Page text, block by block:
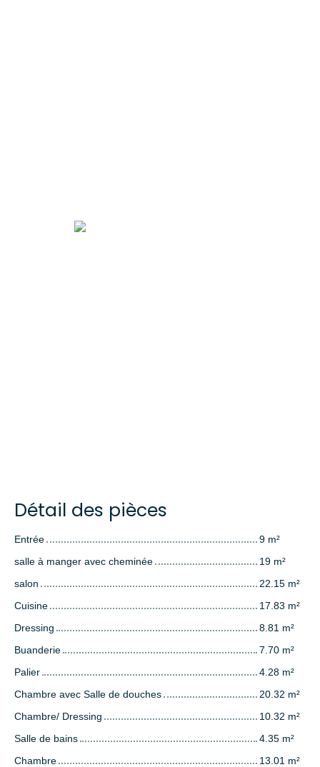
Détail des pièces
Entrée
9 m²
salle à manger avec cheminée
19 m²
salon
22.15 m²
Cuisine
17.83 m²
Dressing
8.81 m²
Buanderie
7.70 m²
Palier
4.28 m²
Chambre avec Salle de douches
20.32 m²
Chambre/ Dressing
10.32 m²
Salle de bains
4.35 m²
Chambre
13.01 m²